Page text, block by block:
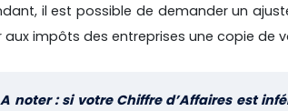
il est possible de demander un
aux impôts des entreprises une copie de
A noter : si votre Chiffre d’Affaires est